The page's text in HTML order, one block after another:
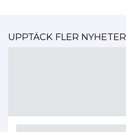
UPPTÄCK FLER NYHETER